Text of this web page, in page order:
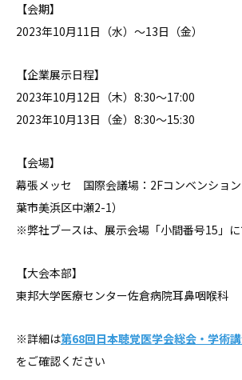
【会期】
2023年10月11日（水）〜13日（金）
【企業展示日程】
2023年10月12日（木）8:30〜17:00
2023年10月13日（金）8:30〜15:30
【会場】
幕張メッセ 国際会議場：2Fコンベンショ
葉市美浜区中瀬2-1）
※弊社ブースは、展示会場「小間番号15 」
【大会本部】
東邦大学医療センター佐倉病院耳鼻咽喉科
※詳細は第68回日本聴覚医学会総会・学術
をご確認ください